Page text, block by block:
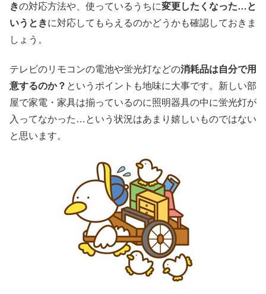
きの対応方法や、使っているうちに変更したくなった…と
いうときに対応してもらえるのかどうかも確認しておきま
しょう。
テレビのリモコンの電池や蛍光灯などの消耗品は自分で用
意するのか？ というポイントも地味に大事です。新しい部
屋で家電・家具は揃っているのに照明器具の中に蛍光灯が
入ってなかった…という状況はあまり嬉しいものではない
と思います。